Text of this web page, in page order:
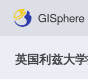
GISphere
英国利兹大